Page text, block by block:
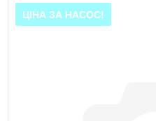
ЦІНА ЗА НАСОС!